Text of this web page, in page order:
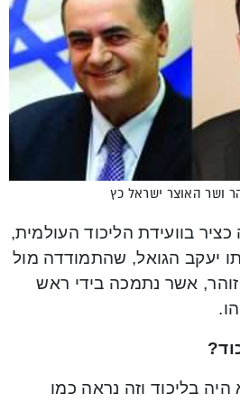
ושר האוצר ישראל כץ
בוועידת הליכוד העולמית,
יעקב הגואל, שהתמודדה מול
אשר נתמכה בידי ראש
בליכוד וזה נראה כמו